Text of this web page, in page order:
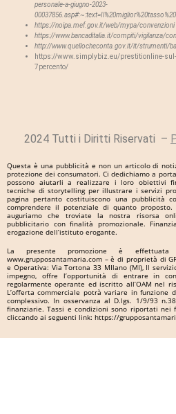
personale-a-giugno-2023-
https://noipa.mef.gov.it/web/mypa/convenzioni
https://www.bancaditalia.it/compiti/vigilanza/
http://www.quellocheconta.gov.it/it/strumenti/
https://www.simplybiz.eu/prestitionline-
7percento/
2024 Tutti i Diritti Riservati –
Questa è una pubblicità e non un articolo di
protezione dei consumatori. Ci dedichiamo a
possono aiutarli a realizzare i loro obiettivi
tecniche di storytelling per illustrare i servizi
pagina pertanto costituiscono una pubblicità
comprendere il potenziale di quanto
auguriamo che troviate la nostra risorsa
pubblicitario con finalità promozionale.
erogazione dell’istituto erogante.
La presente promozione è effettuata
www.grupposantamaria.com – è di proprietà di
e Operativa: Via Tortona 33 MIlano (MI), Il
impegno, offre l’opportunità di entrare in
regolarmente operante ed iscritto all’OAM nel
L’offerta commerciale potrà variare in
complessivo. In osservanza al D.lgs. 1/9/93
finanziarie. Tassi e condizioni sono riportati
cliccando ai seguenti link: https://